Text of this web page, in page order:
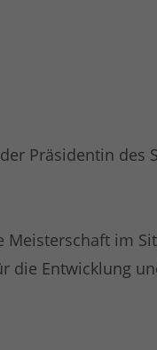
Präsidentin des
im
Entwicklung